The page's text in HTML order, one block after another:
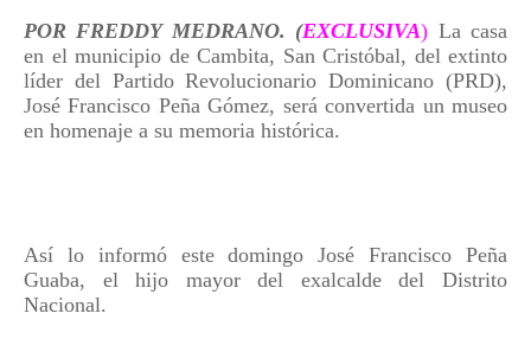
POR FREDDY MEDRANO. (EXCLUSIVA) La casa
en el municipio de Cambita, San Cristóbal, del extinto
líder del Partido Revolucionario Dominicano (PRD),
José Francisco Peña Gómez, será convertida un museo
en homenaje a su memoria histórica.
Así lo informó este domingo José Francisco Peña
Guaba, el hijo mayor del exalcalde del Distrito
Nacional.